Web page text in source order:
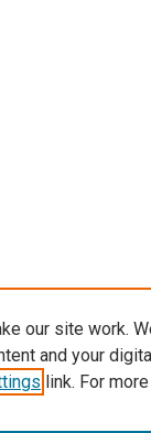
our site work.
and your
link. For